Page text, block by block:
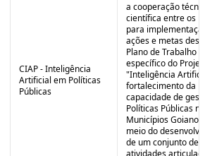
CIAP - Inteligência
Artificial em Políticas
Públicas
a cooperação
científica entre os
para
ações e metas
Plano de Trabalho
específico do
"Inteligência
fortalecimento da
capacidade de
Políticas Públicas
Municípios
meio do
de um conjunto de
atividades